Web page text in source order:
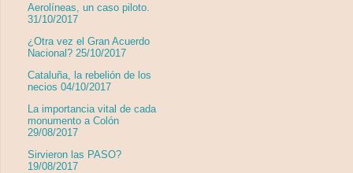
Aerolíneas, un caso piloto.
31/10/2017
¿Otra vez el Gran Acuerdo
Nacional? 25/10/2017
Cataluña, la rebelión de los
necios 04/10/2017
La importancia vital de cada
monumento a Colón
29/08/2017
Sirvieron las PASO?
19/08/2017